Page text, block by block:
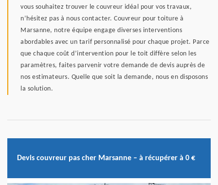
vous souhaitez trouver le couvreur idéal pour vos travaux,
n’hésitez pas à nous contacter. Couvreur pour toiture à
Marsanne, notre équipe engage diverses interventions
abordables avec un tarif personnalisé pour chaque projet. Parce
que chaque coût d’intervention pour le toit diffère selon les
paramètres, faites parvenir votre demande de devis auprès de
nos estimateurs. Quelle que soit la demande, nous en disposons
la solution.
Devis couvreur pas cher Marsanne – à récupérer à 0 €